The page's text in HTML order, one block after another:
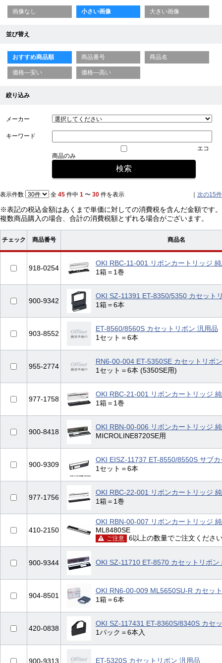
画像なし 小さい画像 大きい画像
並び替え
おすすめ商品順 商品番号 商品名
価格—安い 価格—高い
絞り込み
メーカー
キーワード
エコ
商品のみ
表示件数 全 45 件中 1 〜 30 件を表示 次の15件
※表記の税込金額はあくまで単価に対しての消費税を含んだ金額です。
複数商品購入の場合、合計の消費税額とずれる場合がございます。
チェック 商品番号 商品名
918-0254
OKI RBC-11-001 リボンカートリッジ
1箱＝1巻
900-9342
OKI SZ-11391 ET-8350/5350 カセット
1箱＝6本
903-8552
ET-8560/8560S カセットリボン 汎用品
1セット＝6本
955-2774
RN6-00-004 ET-5350SE カセットリボ
1セット＝6本 (5350SE用)
977-1758
OKI RBC-21-001 リボンカートリッジ
1箱＝1巻
900-8418
OKI RBN-00-006 リボンカートリッジ
MICROLINE8720SE用
900-9309
OKI EISZ-11737 ET-8550/8550S サブ
1セット＝6本
977-1756
OKI RBC-22-001 リボンカートリッジ
1箱＝1巻
410-2150
OKI RBN-00-007 リボンカートリッジ
ML8480SE
ご注意 6以上の数量でご注文くださ
900-9344 OKI SZ-11710 ET-8570 カセットリボン
904-8501
OKI RN6-00-009 ML5650SU-R カセッ
1箱＝6本
420-0838
OKI SZ-117431 ET-8360S/8340S カセ
1パック＝6本入
900-9313 ET-5320S カセットリボン 汎用品